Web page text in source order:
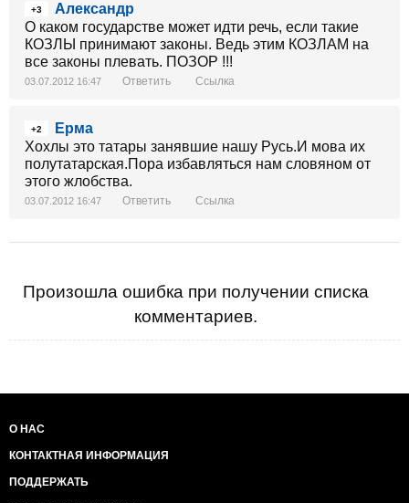
+3
Александр
О каком государстве может идти речь, если такие
КОЗЛЫ принимают законы. Ведь этим КОЗЛАМ на
все законы плевать. ПОЗОР !!!
03.07.2012 16:47 Ответить Ссылка
+2
Ерма
Хохлы это татары занявшие нашу Русь.И мова их
полутатарская.Пора избавляться нам словяном от
этого жлобства.
03.07.2012 16:47 Ответить Ссылка
Произошла ошибка при получении списка
комментариев.
О НАС
КОНТАКТНАЯ ИНФОРМАЦИЯ
ПОДДЕРЖАТЬ